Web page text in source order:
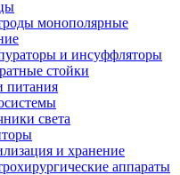
монополярные
и инсуффляторы
стойки
питания
света
и хранение
аппараты